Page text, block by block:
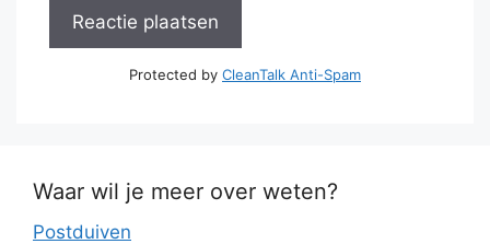
Protected by CleanTalk Anti-Spam
Waar wil je meer over weten?
Postduiven